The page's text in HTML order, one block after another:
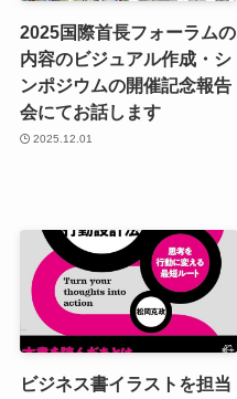
2025国際首長フォーラムの
内容のビジュアル作成・シ
ンポジウムの開催記念報告
会にてお話します
2025.12.01
ビジネス書イラストを担当